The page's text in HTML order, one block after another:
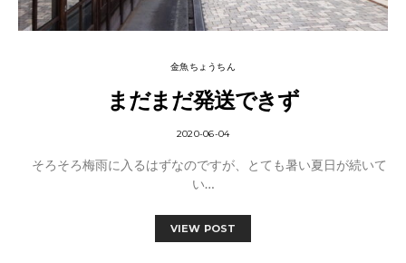
金魚ちょうちん
まだまだ発送できず
2020-06-04
そろそろ梅雨に入るはずなのですが、とても暑い夏日が続いて
い…
VIEW POST